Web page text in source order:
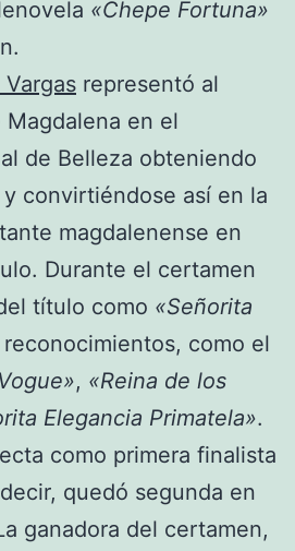
«Chepe Fortuna»
Vargas representó al
en el
de Belleza obteniendo
convirtiéndose así en la
magdalenense en
Durante el certamen
título como «Señorita
como el
, «Reina de los
Elegancia Primatela».
como primera finalista
quedó segunda en
ganadora del certamen,